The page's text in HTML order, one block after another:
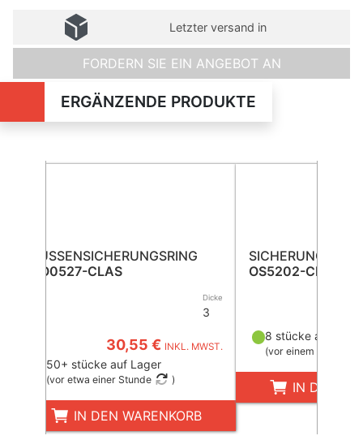
Letzter versand in
FORDERN SIE EIN ANGEBOT AN
ERGÄNZENDE PRODUKTE
AUSSENSICHERUNGSRING
CO0527-CLAS
Dicke
3
30,55 € INKL. MWST.
50+ stücke auf Lager
(vor etwa einer Stunde )
IN DEN WARENKORB
OS5202-CLAS
8 stücke auf
(vor einem Tag
IN DEN